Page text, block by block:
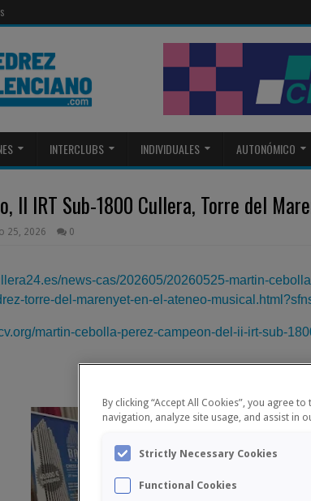
INTERCLUBS INDIVIDUALES AUTONÓMICO
II IRT Sub-1800 Cullera, Torre del
25, 2026 0
news-cas/202605/20260525-martin-
torre-del-marenyet-en-el-ateneo-
martin-cebolla-perez-campeon-del-ii-irt-sub-
By clicking “Accept All Cookies”, you agree
navigation, analyze site usage, and assist in
Strictly Necessary Cookies
Functional Cookies